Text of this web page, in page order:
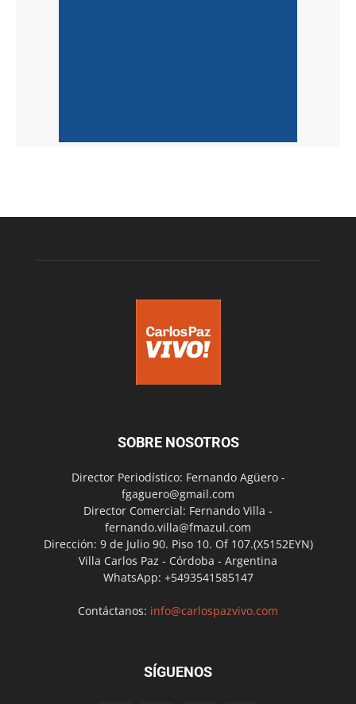
SOBRE NOSOTROS
Director Periodístico: Fernando Agüero -
fgaguero@gmail.com
Director Comercial: Fernando Villa -
fernando.villa@fmazul.com
Dirección: 9 de Julio 90. Piso 10. Of 107.(X5152EYN)
Villa Carlos Paz - Córdoba - Argentina
WhatsApp: +5493541585147
Contáctanos: info@carlospazvivo.com
SÍGUENOS